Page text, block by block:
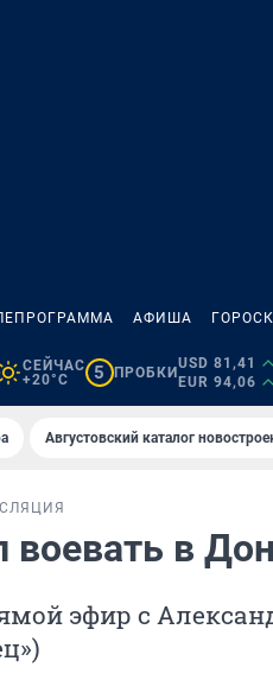
АФИША
СЕЙЧАС
+20°C
5 ПРОБКИ
USD 81,41
EUR 94,06
Августовский каталог
воевать в
эфир с